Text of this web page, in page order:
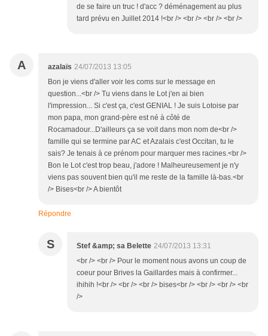
de se faire un truc ! d'acc ? déménagement au plus
tard prévu en Juillet 2014 !<br /> <br /> <br /> <br />
A azalaïs 24/07/2013 13:05
Bon je viens d'aller voir les coms sur le message en
question...<br /> Tu viens dans le Lot j'en ai bien
l'impression... Si c'est ça, c'est GENIAL ! Je suis Lotoise par
mon papa, mon grand-père est né à côté de
Rocamadour...D'ailleurs ça se voit dans mon nom de<br />
famille qui se termine par AC et Azalais c'est Occitan, tu le
sais? Je tenais à ce prénom pour marquer mes racines.<br />
Bon le Lot c'est trop beau, j'adore ! Malheureusement je n'y
viens pas souvent bien qu'il me reste de la famille là-bas.<br
/> Bises<br /> A bientôt
Répondre
S Stef &amp; sa Belette 24/07/2013 13:31
<br /> <br /> Pour le moment nous avons un coup de
coeur pour Brives la Gaillardes mais à confirmer...
ihihih !<br /> <br /> <br /> bises<br /> <br /> <br /> <br
/>